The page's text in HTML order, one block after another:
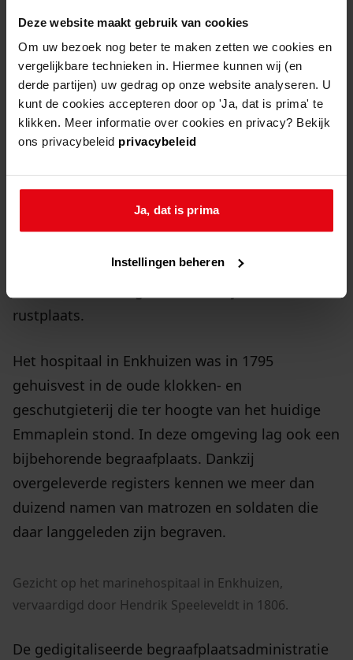
Deze website maakt gebruik van cookies
Om uw bezoek nog beter te maken zetten we cookies en
vergelijkbare technieken in. Hiermee kunnen wij (en
derde partijen) uw gedrag op onze website analyseren. U
kunt de cookies accepteren door op 'Ja, dat is prima' te
klikken. Meer informatie over cookies en privacy? Bekijk
ons privacybeleid privacybeleid
Ja, dat is prima
Instellingen beheren
Kesteren. Die was op dezelfde datum als Pieter
overleden en soldaat op de Pollux! De gegevens
zijn afkomstig uit een Enkhuizer begraafregister
dat in het Westfries Archief wordt bewaard.
Zonder twijfel zijn Hendrik en Pieter van
van de Pollux bevond zich geen Hendrik van
Kesteren. In het begrafenisregister is simpelweg
overleed onderweg naar het marinehospitaal in
rustplaats.
Het hospitaal in Enkhuizen was in 1795
gehuisvest in de oude klokken- en
geschutgieterij die ter hoogte van het huidige
Emmaplein stond. In deze omgeving lag ook een
bijbehorende begraafplaats. Dankzij
overgeleverde registers kennen we meer dan
duizend namen van matrozen en soldaten die
daar langgeleden zijn begraven.
Gezicht op het marinehospitaal in Enkhuizen,
vervaardigd door Hendrik Speeleveldt in 1806.
De gedigitaliseerde begraafplaatsadministratie